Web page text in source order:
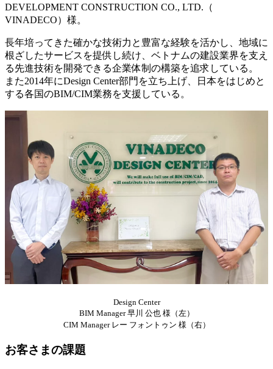
DEVELOPMENT CONSTRUCTION CO., LTD.（
VINADECO）様。
長年培ってきた確かな技術力と豊富な経験を活かし、地域に
根ざしたサービスを提供し続け、ベトナムの建設業界を支え
る先進技術を開発できる企業体制の構築を追求している。
また2014年にDesign Center部門を立ち上げ、日本をはじめと
する各国のBIM/CIM業務を支援している。
Design Center
BIM Manager 早川 公也 様（左）
CIM Manager レー フォントゥン 様（右）
お客さまの課題